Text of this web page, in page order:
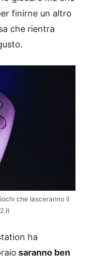
finirne un altro
che rientra
che lasceranno il
ha
saranno ben